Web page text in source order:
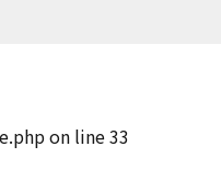
on line33